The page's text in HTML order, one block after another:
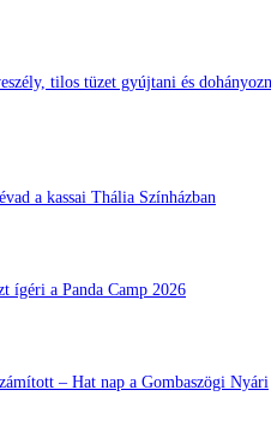
tilos tüzet gyújtani és
a kassai Thália Színházban
ígéri a Panda Camp 2026
– Hat nap a Gombaszögi Nyári